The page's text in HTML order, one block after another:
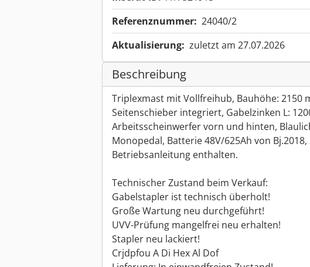
Referenznummer: 24040/2
Aktualisierung: zuletzt am 27.07.2026
Beschreibung
Triplexmast mit Vollfreihub, Bauhöhe: 2150
Seitenschieber integriert, Gabelzinken L:
Arbeitsscheinwerfer vorn und hinten,
Monopedal, Batterie 48V/625Ah von Bj.2018,
Betriebsanleitung enthalten.
Technischer Zustand beim Verkauf:
Gabelstapler ist technisch überholt!
Große Wartung neu durchgeführt!
UVV-Prüfung mangelfrei neu erhalten!
Stapler neu lackiert!
Crjdpfou A Di Hex Al Dof